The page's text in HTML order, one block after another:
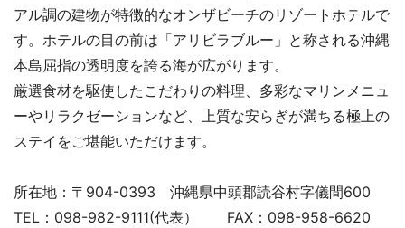
アル調の建物が特徴的なオンザビーチのリゾートホテルで
す。ホテルの目の前は「アリビラブルー」と称される沖縄
本島屈指の透明度を誇る海が広がります。
厳選食材を駆使したこだわりの料理、多彩なマリンメニュ
ーやリラクゼーションなど、上質な安らぎが満ちる極上の
ステイをご堪能いただけます。
所在地：〒904-0393 沖縄県中頭郡読谷村字儀間600
TEL：098-982-9111(代表） FAX：098-958-6620